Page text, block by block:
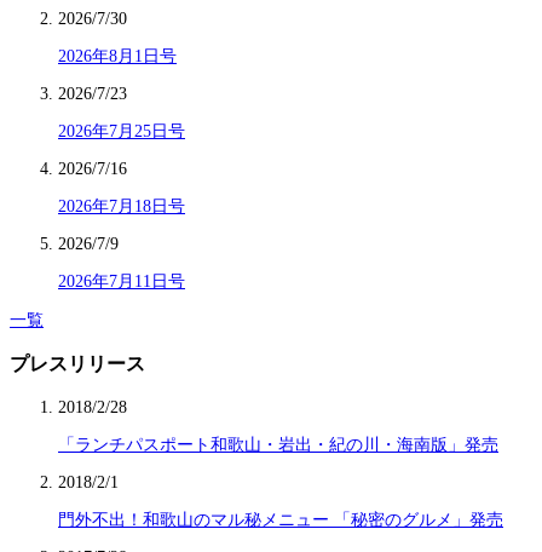
2026/7/30
2026年8月1日号
2026/7/23
2026年7月25日号
2026/7/16
2026年7月18日号
2026/7/9
2026年7月11日号
一覧
プレスリリース
2018/2/28
「ランチパスポート和歌山・岩出・紀の川・海南版」発売
2018/2/1
門外不出！和歌山のマル秘メニュー 「秘密のグルメ」発売